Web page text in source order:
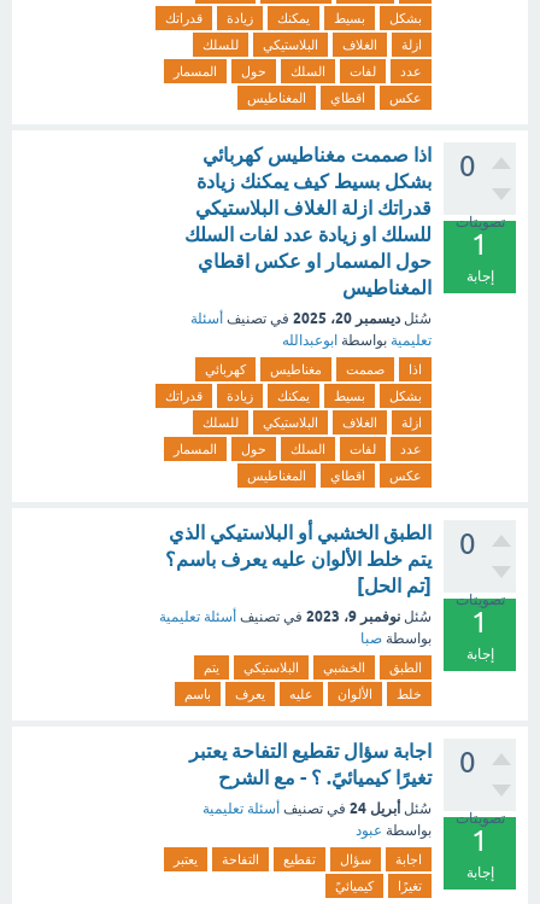
بشكل
بسيط يمكنك زيادة
قدراتك
ازلة
الغلاف البلاستيكي
للسلك
عدد
لفات السلك حول
المسمار
عكس
اقطاي المغناطيس
0
تصويتات
1
إجابة
اذا صممت مغناطيس كهربائي
بشكل بسيط كيف يمكنك زيادة
قدراتك ازلة الغلاف البلاستيكي
للسلك او زيادة عدد لفات السلك
حول المسمار او عكس اقطاي
المغناطيس
سُئل ديسمبر 20، 2025 في تصنيف أسئلة
تعليمية بواسطة ابوعبدالله
اذا صممت مغناطيس
كهربائي
بشكل
بسيط يمكنك زيادة
قدراتك
ازلة
الغلاف البلاستيكي
للسلك
عدد
لفات السلك حول
المسمار
عكس
اقطاي المغناطيس
0
تصويتات
1
إجابة
الطبق الخشبي أو البلاستيكي الذي
يتم خلط الألوان عليه يعرف باسم؟
[تم الحل]
سُئل نوفمبر 9، 2023 في تصنيف أسئلة تعليمية
بواسطة صبا
الطبق الخشبي البلاستيكي
يتم
خلط
الألوان عليه يعرف باسم
0
تصويتات
1
إجابة
اجابة سؤال تقطيع التفاحة يعتبر
تغيرًا كيميائيً. ؟ - مع الشرح
سُئل أبريل 24 في تصنيف أسئلة تعليمية
بواسطة عبود
اجابة سؤال تقطيع التفاحة
يعتبر
تغيرًا
كيميائيً